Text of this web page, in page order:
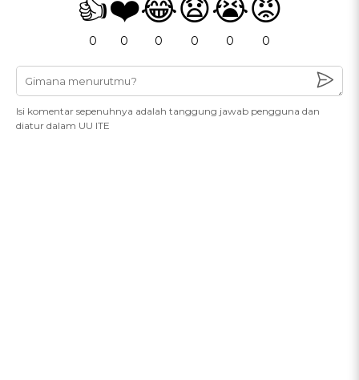
👍
0
❤️
0
😂
0
😧
0
😭
0
😡
0
Isi komentar sepenuhnya adalah tanggung jawab pengguna dan
diatur dalam UU ITE